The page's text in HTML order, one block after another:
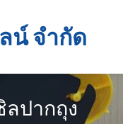
น์ จำกัด
ลปากถุง